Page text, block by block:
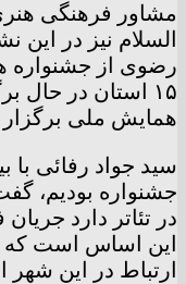
مشاور فرهنگی هنری
السلام نیز در
رضوی از جشنواره
همایش ملی
سید جواد رفائی با
جشنواره بودیم،
در تئاتر دارد
این اساس است که
ارتباط در این